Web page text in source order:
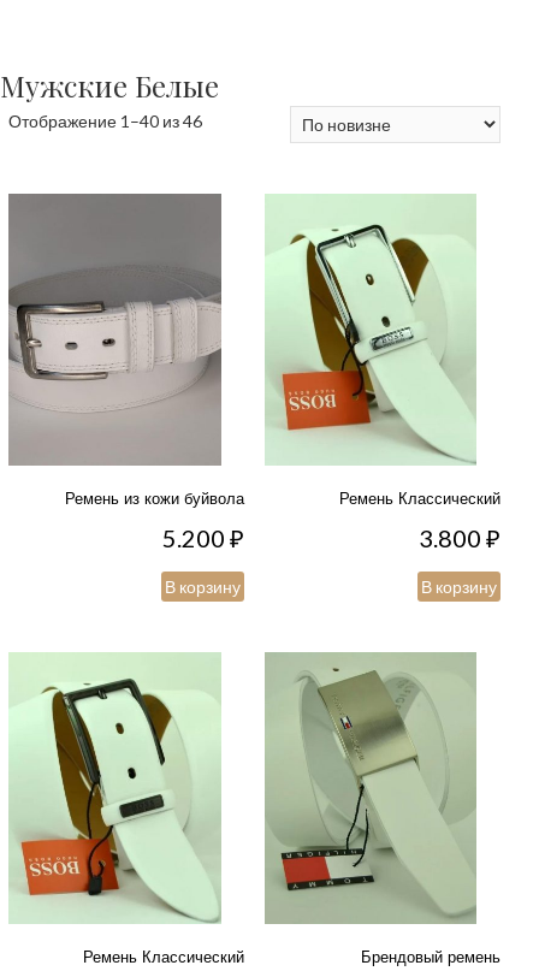
Мужские Белые
Отображение 1–40 из 46Сортировка:
Ремень из кожи буйвола
5.200₽
В корзину
Ремень Классический
3.800₽
В корзину
Ремень Классический Брендовый ремень